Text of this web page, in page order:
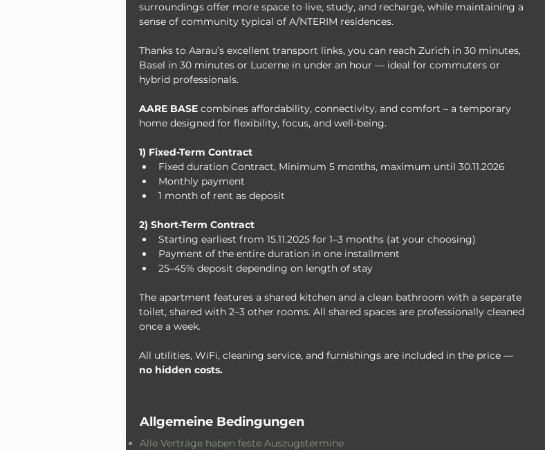
surroundings offer more space to live, study, and recharge, while maintaining a
sense of community typical of A/NTERIM residences.
Thanks to Aarau’s excellent transport links, you can reach Zurich in 30 minutes,
Basel in 30 minutes or Lucerne in under an hour — ideal for commuters or
hybrid professionals.
AARE BASE combines affordability, connectivity, and comfort – a temporary
home designed for flexibility, focus, and well-being.
1) Fixed-Term Contract
Fixed duration Contract, Minimum 5 months, maximum until 30.11.2026
Monthly payment
1 month of rent as deposit
2) Short-Term Contract
Starting earliest from 15.11.2025 for 1–3 months (at your choosing)
Payment of the entire duration in one installment
25–45% deposit depending on length of stay
The apartment features a shared kitchen and a clean bathroom with a separate
toilet, shared with 2–3 other rooms. All shared spaces are professionally cleaned
once a week.
All utilities, WiFi, cleaning service, and furnishings are included in the price —
no hidden costs.
Allgemeine Bedingungen
Alle Verträge haben feste Auszugstermine